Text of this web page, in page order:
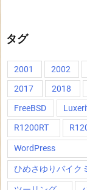
タグ
2001 2002
2017
2018
FreeBSD
R1200RT
WordPress
ひめさゆりバイク